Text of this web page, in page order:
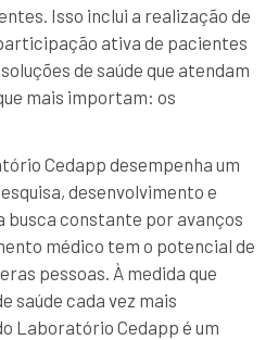
Isso inclui a realização de
ativa de pacientes
de saúde que atendam
mais importam: os
Cedapp desempenha um
desenvolvimento e
busca constante por avanços
médico tem o potencial de
pessoas. À medida que
saúde cada vez mais
Laboratório Cedapp é um